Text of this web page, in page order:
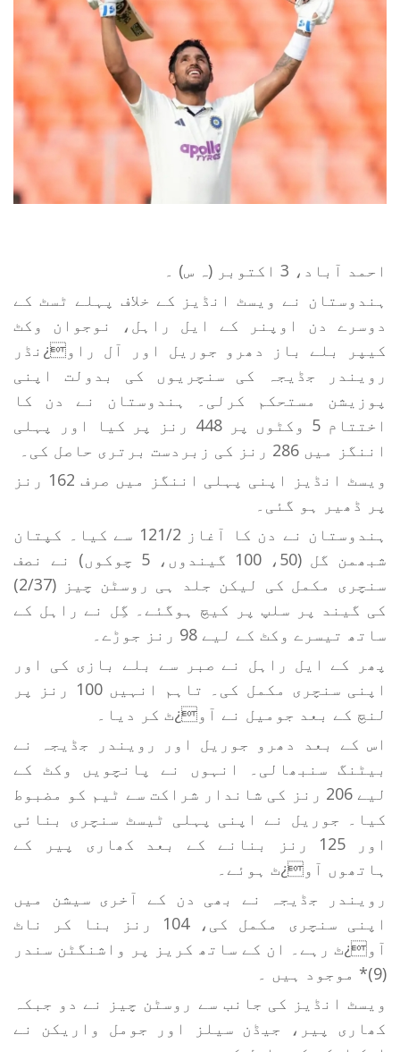
احمد آباد، 3 اکتوبر (ہ س) ۔
ہندوستان نے ویسٹ انڈیز کے خلاف پہلے ٹسٹ کے
دوسرے دن اوپنر کے ایل راہل، نوجوان وکٹ
کیپر بلے باز دھرو جوریل اور آل راو¿نڈر
رویندر جڈیجہ کی سنچریوں کی بدولت اپنی
پوزیشن مستحکم کرلی۔ ہندوستان نے دن کا
اختتام 5 وکٹوں پر 448 رنز پر کیا اور پہلی
اننگز میں 286 رنز کی زبردست برتری حاصل کی۔
ویسٹ انڈیز اپنی پہلی اننگز میں صرف 162 رنز
پر ڈھیر ہو گئی۔
ہندوستان نے دن کا آغاز 121/2 سے کیا۔ کپتان
شبھمن گل (50، 100 گیندوں، 5 چوکوں) نے نصف
سنچری مکمل کی لیکن جلد ہی روسٹن چیز (2/37)
کی گیند پر سلپ پر کیچ ہوگئے۔ گِل نے راہل کے
ساتھ تیسرے وکٹ کے لیے 98 رنز جوڑے۔
پھر کے ایل راہل نے صبر سے بلے بازی کی اور
اپنی سنچری مکمل کی۔ تاہم انہیں 100 رنز پر
لنچ کے بعد جومیل نے آو¿ٹ کر دیا۔
اس کے بعد دھرو جوریل اور رویندر جڈیجہ نے
بیٹنگ سنبھالی۔ انہوں نے پانچویں وکٹ کے
لیے 206 رنز کی شاندار شراکت سے ٹیم کو مضبوط
کیا۔ جوریل نے اپنی پہلی ٹیسٹ سنچری بنائی
اور 125 رنز بنانے کے بعد کھاری پیر کے
ہاتھوں آو¿ٹ ہوئے۔
رویندر جڈیجہ نے بھی دن کے آخری سیشن میں
اپنی سنچری مکمل کی، 104 رنز بنا کر ناٹ
آو¿ٹ رہے۔ ان کے ساتھ کریز پر واشنگٹن سندر
(9)* موجود ہیں ۔
ویسٹ انڈیز کی جانب سے روسٹن چیز نے دو جبکہ
کھاری پیر، جیڈن سیلز اور جومل واریکن نے